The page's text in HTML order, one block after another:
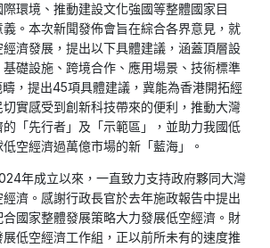
環境、推動建設文化強國等整體國家目
。本次新聞發佈會旨在綜合各界意見，就
濟發展，提出以下具體建議，涵蓋頂層設
礎設施、跨境合作、應用場景、技術標準
疇，提出45項具體建議，冀能為香港開拓經
實感受到創新科技帶來的便利，推動大灣
「先行者」及「示範區」，並助力我國低
空經濟過萬億市場的新「藍海」。
年成立以來，一直致力支持政府夥同大灣
濟。感謝行政長官於去年施政報告中提出
國家整體發展策略大力發展低空經濟。財
低空經濟工作組，正以前所未有的速度推